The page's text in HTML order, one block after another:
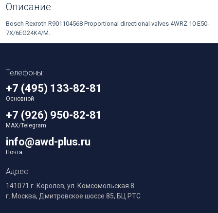
Описание
Bosch Rexroth R901104568 Proportional directional valves 4WRZ 10 E50-
7X/6EG24K4/M.
Телефоны:
+7 (495) 133-82-81
Основной
+7 (926) 950-82-81
MAX/Telegram
info@awd-plus.ru
Почта
Адрес:
141071 г. Королев, ул. Комсомольская 8
г. Москва, Дмитровское шоссе 85, БЦ РТС